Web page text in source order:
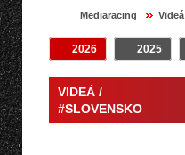
Mediaracing Videá
2026 2025
VIDEÁ /
#SLOVENSKO